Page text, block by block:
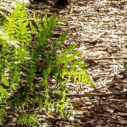
Die bit BildungsWelten sind Ö-Cert und TÜV-zertifiziert. Wir achten bei unseren Online-Kursen
BildungsWelten-Zertifikat einen echten beruflichen Mehrwert.